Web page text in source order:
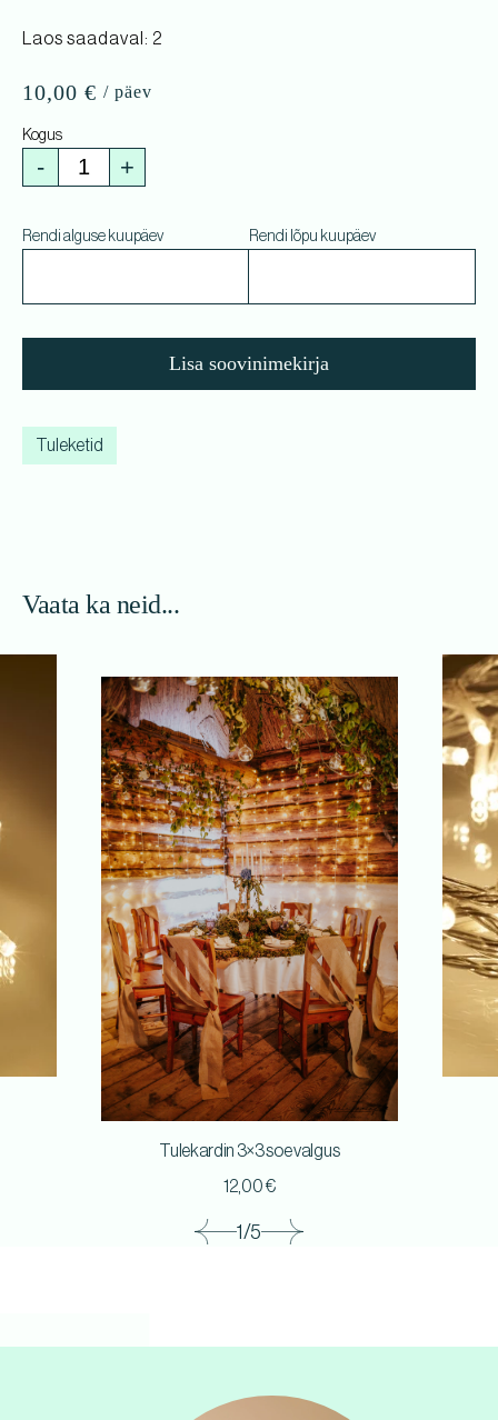
Laos saadaval: 2
10,00 €
- +
Rendi alguse kuupäev Rendi lõpu kuupäev
Lisa soovinimekirja
Tuleketid
Vaata ka neid...
1/5
Tulekardin 3×3 soe valgus
12,00€